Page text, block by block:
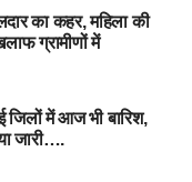
का कहर, महिला की
ग्रामीणों में
में आज भी बारिश,
जारी….